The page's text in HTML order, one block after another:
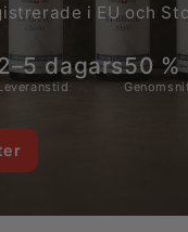
i EU och
dagars50 %